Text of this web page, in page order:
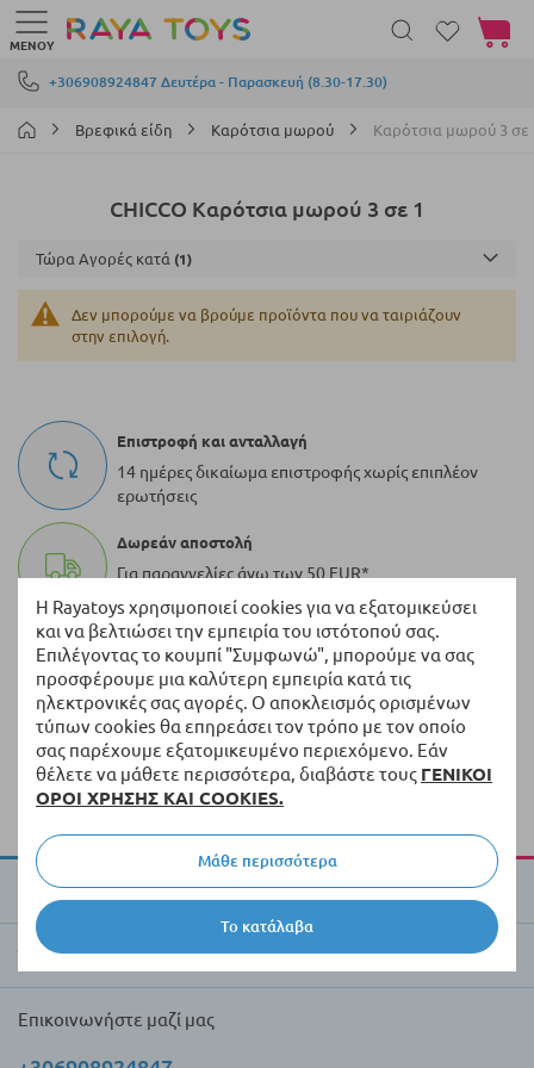
Η Rayatoys χρησιμοποιεί cookies για να εξατομικεύσει
και να βελτιώσει την εμπειρία του ιστότοπού σας.
Επιλέγοντας το κουμπί "Συμφωνώ", μπορούμε να σας
προσφέρουμε μια καλύτερη εμπειρία κατά τις
ηλεκτρονικές σας αγορές. Ο αποκλεισμός ορισμένων
τύπων cookies θα επηρεάσει τον τρόπο με τον οποίο
σας παρέχουμε εξατομικευμένο περιεχόμενο. Εάν
θέλετε να μάθετε περισσότερα, διαβάστε τους ΓΕΝΙΚΟΙ
ΟΡΟΙ ΧΡΗΣΗΣ ΚΑΙ COOKIES.
Το κατάλαβα
Μάθε περισσότερα
Μετάβαση στο περιεχόμενο
+306908924847 Δευτέρα - Παρασκευή (8.30-17.30)
ΜΕΝΟΎ
Το
Βρεφικά είδη Καρότσια μωρού Καρότσια μωρού 3 σε
CHICCO Καρότσια μωρού 3 σε 1
Δεν μπορούμε να βρούμε προϊόντα που να ταιριάζουν
στην επιλογή.
Τώρα Αγορές κατά
Επιστροφή και ανταλλαγή
14 ημέρες δικαίωμα επιστροφής χωρίς επιπλέον
ερωτήσεις
Δωρεάν αποστολή
Για παραγγελίες άνω των 50 EUR*
100.000+ προϊόντα
Μια ποικιλία από πρωτότυπα προϊόντα πάντα σε
απόθεμα
Γρήγορη διανομή
Παράδοση εντός 5 εργάσιμων ημερών από τα
διαθέσιμα προϊόντα
Για την Raya Toys
Έμποροι και πελάτες
Επικοινωνήστε μαζί μας